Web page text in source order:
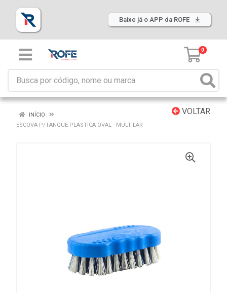
Baixe já o APP da ROFE
0
VOLTAR
INÍCIO
ESCOVA P/TANQUE PLASTICA OVAL - MULTILAR